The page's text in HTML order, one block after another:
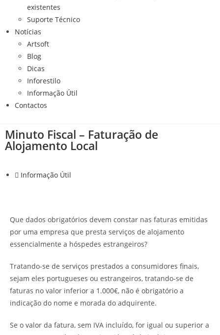
existentes
Suporte Técnico
Notícias
Artsoft
Blog
Dicas
Inforestilo
Informação Útil
Contactos
Minuto Fiscal – Faturação de
Alojamento Local
Informação Útil
Que dados obrigatórios devem constar nas faturas emitidas
por uma empresa que presta serviços de alojamento
essencialmente a hóspedes estrangeiros?
Tratando-se de serviços prestados a consumidores finais,
sejam eles portugueses ou estrangeiros, tratando-se de
faturas no valor inferior a 1.000€, não é obrigatório a
indicação do nome e morada do adquirente.
Se o valor da fatura, sem IVA incluído, for igual ou superior a